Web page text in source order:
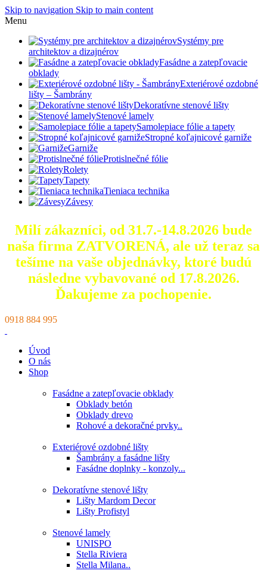
Skip to navigation Skip to main content
Menu
Systémy pre
architektov a dizajnérov
Fasádne a zatepľovacie
obklady
Exteriérové ozdobné
lišty – Šambrány
Dekoratívne stenové lišty
Stenové lamely
Samolepiace fólie a tapety
Stropné koľajnicové garniže
Garniže
Protislnečné fólie
Rolety
Tapety
Tieniaca technika
Závesy
Milí zákazníci, od 31.7.-14.8.2026 bude
naša firma ZATVORENÁ, ale už teraz sa
tešíme na vaše objednávky, ktoré budú
následne vybavované od 17.8.2026.
Ďakujeme za pochopenie.
0918 884 995
Úvod
O nás
Shop
Fasádne a zatepľovacie obklady
Obklady betón
Obklady drevo
Rohové a dekoračné prvky..
Exteriérové ozdobné lišty
Šambrány a fasádne lišty
Fasádne doplnky - konzoly...
Dekoratívne stenové lišty
Lišty Mardom Decor
Lišty Profistyl
Stenové lamely
UNISPO
Stella Riviera
Stella Milana..